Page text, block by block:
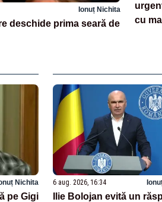
Ionuț Nichita
deschide prima seară de
cu
Nichita
pe Gigi
6 aug. 2026, 16:34
Ilie Bolojan evită un